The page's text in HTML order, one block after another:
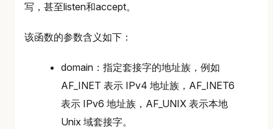
写，甚至listen和accept。
该函数的参数含义如下：
domain：指定套接字的地址族，例如
AF_INET 表示 IPv4 地址族，AF_INET6
表示 IPv6 地址族，AF_UNIX 表示本地
Unix 域套接字。